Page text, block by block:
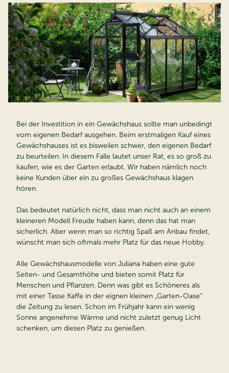
Bei der Investition in ein Gewächshaus sollte man unbedingt
vom eigenen Bedarf ausgehen. Beim erstmaligen Kauf eines
Gewächshauses ist es bisweilen schwer, den eigenen Bedarf
zu beurteilen. In diesem Falle lautet unser Rat, es so groß zu
kaufen, wie es der Garten erlaubt. Wir haben nämlich noch
keine Kunden über ein zu großes Gewächshaus klagen
hören.
Das bedeutet natürlich nicht, dass man nicht auch an einem
kleineren Modell Freude haben kann, denn das hat man
sicherlich. Aber wenn man so richtig Spaß am Anbau findet,
wünscht man sich oftmals mehr Platz für das neue Hobby.
Alle Gewächshausmodelle von Juliana haben eine gute
Seiten- und Gesamthöhe und bieten somit Platz für
Menschen und Pflanzen. Denn was gibt es Schöneres als
mit einer Tasse Kaffe in der eignen kleinen „Garten-Oase“
die Zeitung zu lesen. Schon im Frühjahr kann ein wenig
Sonne angenehme Wärme und nicht zuletzt genug Licht
schenken, um diesen Platz zu genießen.